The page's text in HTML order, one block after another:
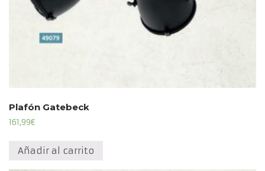
Plafón Gatebeck
161,99€
Añadir al carrito